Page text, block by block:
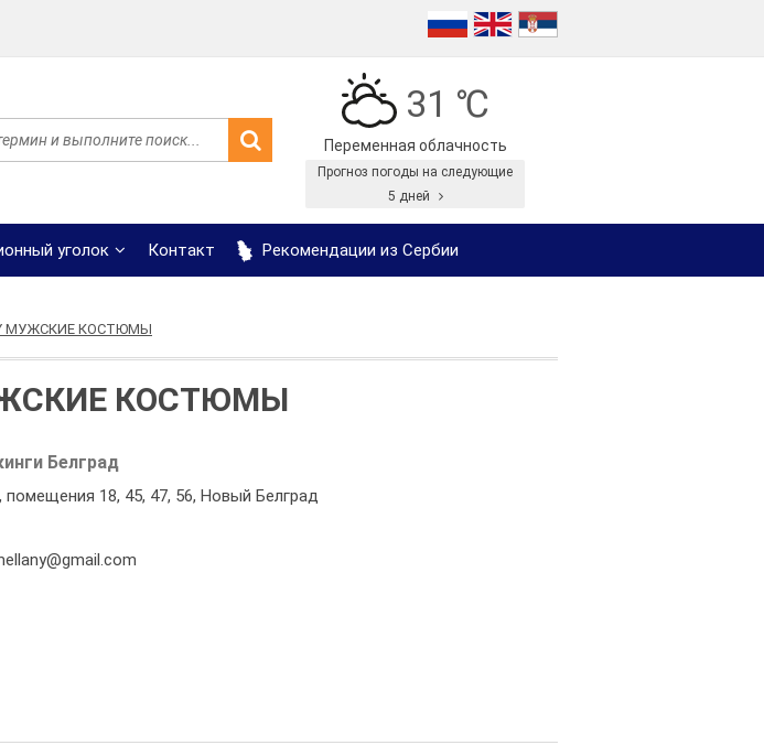
31 ℃
Переменная облачность
Прогноз погоды на следующие
5 дней
уголок Контакт Рекомендации из Сербии
МУЖСКИЕ КОСТЮМЫ
КОСТЮМЫ
Белград
помещения 18, 45, 47, 56, Новый Белград